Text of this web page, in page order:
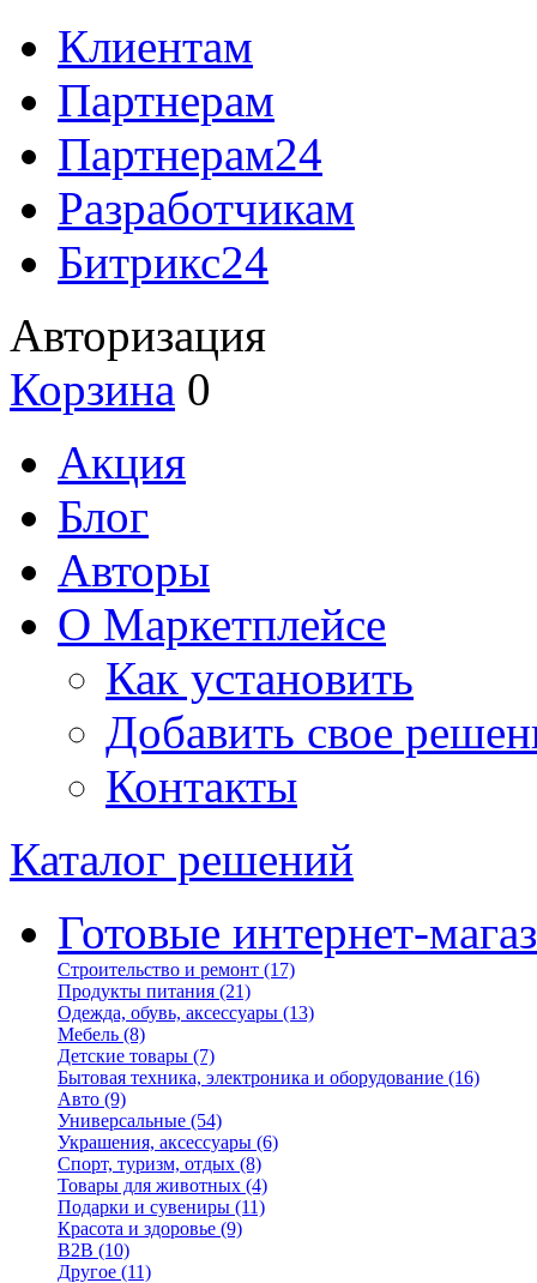
Клиентам
Партнерам
Партнерам24
Разработчикам
Битрикс24
Авторизация
Корзина 0
Акция
Блог
Авторы
О Маркетплейсе
Как установить
Добавить свое
Контакты
Каталог решений
Готовые интернет-
Строительство и ремонт (17)
Продукты питания (21)
Одежда, обувь, аксессуары (13)
Мебель (8)
Детские товары (7)
Бытовая техника, электроника и оборудование (16)
Авто (9)
Универсальные (54)
Украшения, аксессуары (6)
Спорт, туризм, отдых (8)
Товары для животных (4)
Подарки и сувениры (11)
Красота и здоровье (9)
B2B (10)
Другое (11)